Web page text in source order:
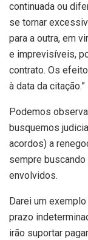
continuada ou
se tornar
para a outra, em
e imprevisíveis,
contrato. Os
à data da citação.”
Podemos
busquemos
acordos) a
sempre
envolvidos.
Darei um
prazo
irão suportar